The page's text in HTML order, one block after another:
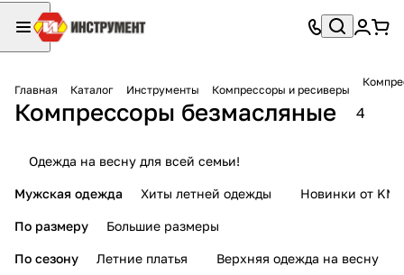
Главная Каталог Инструменты Компрессоры и ресиверы
Компрессоры безмасляные 4
Одежда на весну для всей семьи!
Мужская одежда Хиты летней одежды Новинки от KMI
По размеру Большие размеры
По сезону Летние платья Верхняя одежда на весну